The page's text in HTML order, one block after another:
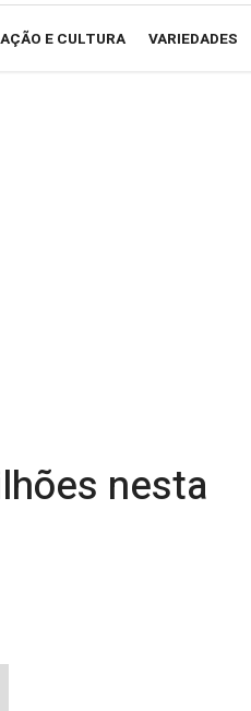
E CULTURA VARIEDADES
nesta